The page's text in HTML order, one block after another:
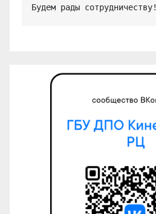
Будем рады сотрудничеству!